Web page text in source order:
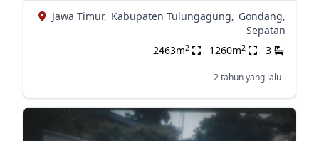
Jawa Timur, Kabupaten Tulungagung, Gondang,
Sepatan
2463m2 1260m2 3
2 tahun yang lalu